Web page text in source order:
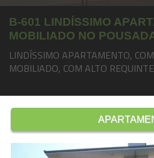
B-601 LINDÍSSIMO
MOBILIADO NO
LINDÍSSIMO APARTAMENTO,
MOBILIADO, COM ALTO